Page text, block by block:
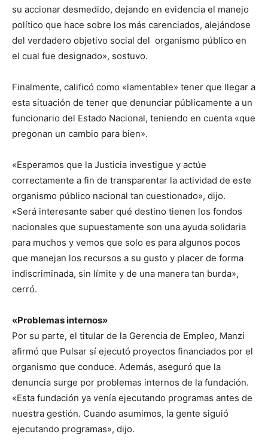
su accionar desmedido, dejando en evidencia el manejo
político que hace sobre los más carenciados, alejándose
del verdadero objetivo social del organismo público en
el cual fue designado», sostuvo.
Finalmente, calificó como «lamentable» tener que llegar a
esta situación de tener que denunciar públicamente a un
funcionario del Estado Nacional, teniendo en cuenta «que
pregonan un cambio para bien».
«Esperamos que la Justicia investigue y actúe
correctamente a fin de transparentar la actividad de este
organismo público nacional tan cuestionado», dijo.
«Será interesante saber qué destino tienen los fondos
nacionales que supuestamente son una ayuda solidaria
para muchos y vemos que solo es para algunos pocos
que manejan los recursos a su gusto y placer de forma
indiscriminada, sin límite y de una manera tan burda»,
cerró.
«Problemas internos»
Por su parte, el titular de la Gerencia de Empleo, Manzi
afirmó que Pulsar sí ejecutó proyectos financiados por el
organismo que conduce. Además, aseguró que la
denuncia surge por problemas internos de la fundación.
«Esta fundación ya venía ejecutando programas antes de
nuestra gestión. Cuando asumimos, la gente siguió
ejecutando programas», dijo.